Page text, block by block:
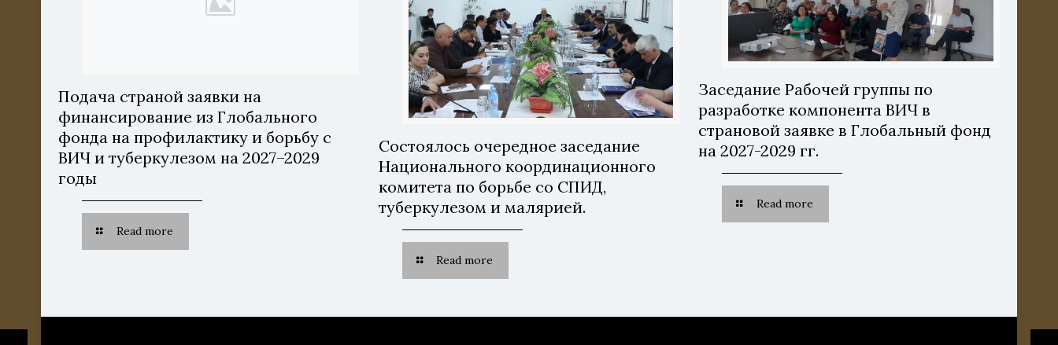
Подача страной заявки на
финансирование из Глобального
фонда на профилактику и борьбу с
ВИЧ и туберкулезом на 2027–2029
годы
Read more
Состоялось очередное заседание
Национального координационного
комитета по борьбе со СПИД,
туберкулезом и малярией.
Read more
Заседание Рабочей группы по
разработке компонента ВИЧ в
страновой заявке в Глобальный фонд
на 2027-2029 гг.
Read more